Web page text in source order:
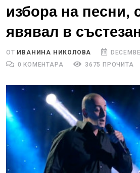
избора на песни,
явявал в
ОТ ИВАНИНА НИКОЛОВА
0 КОМЕНТАРА
3675 ПРОЧИТА